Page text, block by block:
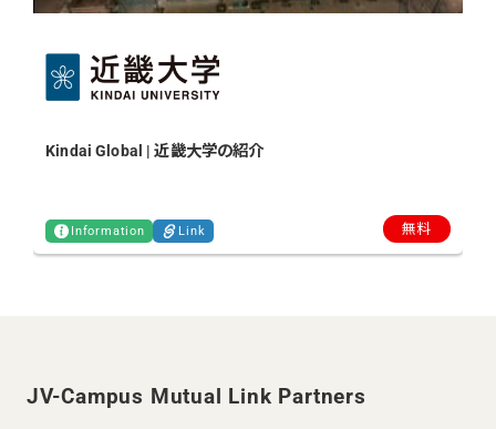
Kindai Global | 近畿大学の紹介
Information Link 無料
JV-Campus Mutual Link Partners